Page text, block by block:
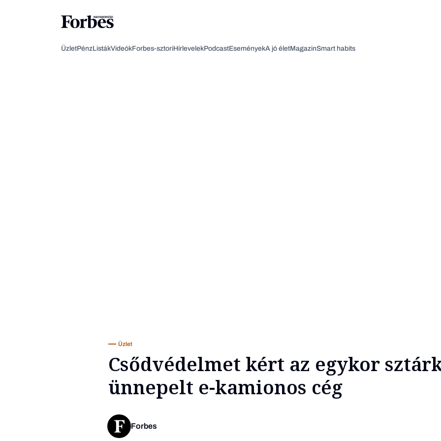
ÜzletPénzListákVideókForbes-sztoriHírlevelekPodcastEseményekA jó életMagazinSmart habits
Üzlet
Csődvédelmet kért az egykor
ünnepelt e-kamionos cég
Forbes